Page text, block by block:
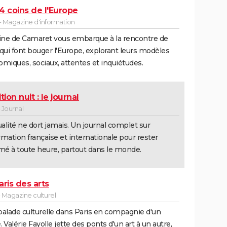
coins de l'Europe
Magazine d'information
de Camaret vous embarque à la rencontre de
font bouger l'Europe, explorant leurs modèles
sociaux, attentes et inquiétudes.
nuit : le journal
Journal
ne dort jamais. Un journal complet sur
française et internationale pour rester
à toute heure, partout dans le monde.
des arts
Magazine culturel
culturelle dans Paris en compagnie d'un
Valérie Fayolle jette des ponts d'un art à un autre,